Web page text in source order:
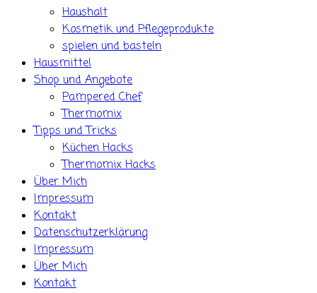
Haushalt
Kosmetik und Pflegeprodukte
spielen und basteln
Hausmittel
Shop und Angebote
Pampered Chef
Thermomix
Tipps und Tricks
Küchen Hacks
Thermomix Hacks
Über Mich
Impressum
Kontakt
Datenschutzerklärung
Impressum
Über Mich
Kontakt